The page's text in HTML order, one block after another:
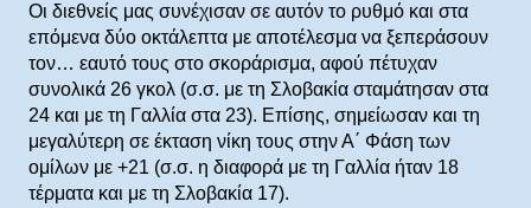
Οι διεθνείς μας συνέχισαν σε αυτόν το ρυθμό και στα
επόμενα δύο οκτάλεπτα με αποτέλεσμα να ξεπεράσουν
τον… εαυτό τους στο σκοράρισμα, αφού πέτυχαν
συνολικά 26 γκολ (σ.σ. με τη Σλοβακία σταμάτησαν στα
24 και με τη Γαλλία στα 23). Επίσης, σημείωσαν και τη
μεγαλύτερη σε έκταση νίκη τους στην Α΄ Φάση των
ομίλων με +21 (σ.σ. η διαφορά με τη Γαλλία ήταν 18
τέρματα και με τη Σλοβακία 17).